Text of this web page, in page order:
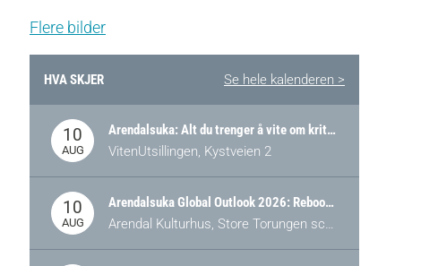
Flere bilder
HVA SKJER Se hele kalenderen >
10
AUG
Arendalsuka: Alt du trenger å vite om kritiske og strategiske verdikjeder i Norge
VitenUtsillingen, Kystveien 2
10
AUG
Arendalsuka Global Outlook 2026: Rebooting Democracy for a New World Order
Arendal Kulturhus, Store Torungen scene